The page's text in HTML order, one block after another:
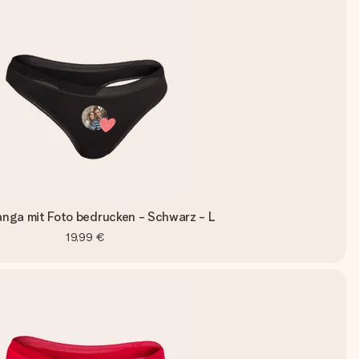
mit Foto bedrucken - Schwarz - L
19,99 €